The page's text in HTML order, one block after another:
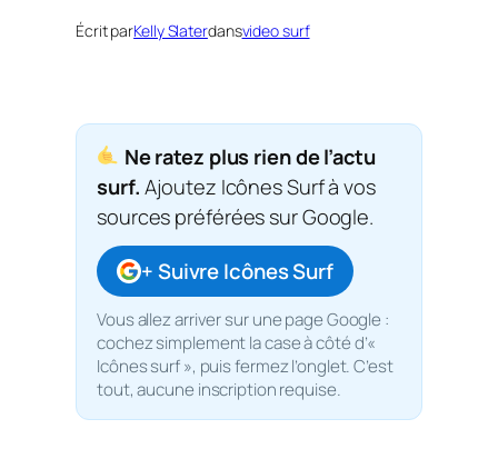
Écrit parKelly Slaterdansvideo surf
Ne ratez plus rien de l’actu
surf. Ajoutez Icônes Surf à vos
sources préférées sur Google.
+ Suivre Icônes Surf
Vous allez arriver sur une page Google :
cochez simplement la case à côté d’«
Icônes surf », puis fermez l’onglet. C’est
tout, aucune inscription requise.